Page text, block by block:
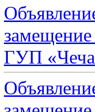
замещение
ГУП